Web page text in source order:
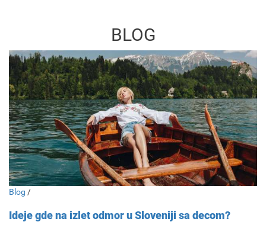
BLOG
Blog /
Ideje gde na izlet odmor u Sloveniji sa decom?